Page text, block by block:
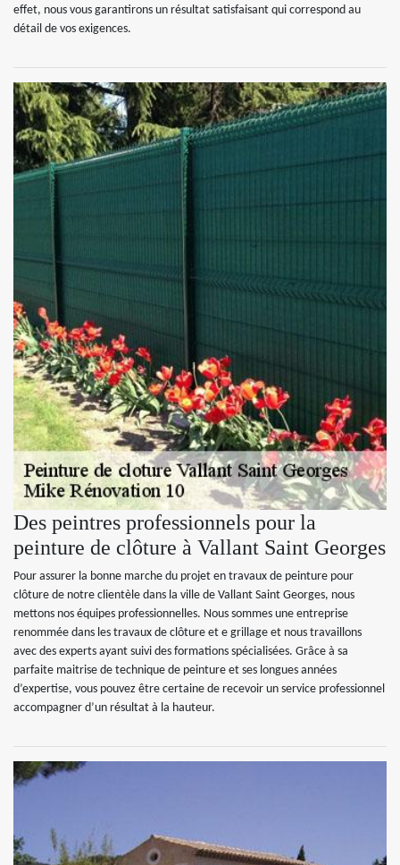
effet, nous vous garantirons un résultat satisfaisant qui correspond au
détail de vos exigences.
Des peintres professionnels pour la
peinture de clôture à Vallant Saint Georges
Pour assurer la bonne marche du projet en travaux de peinture pour
clôture de notre clientèle dans la ville de Vallant Saint Georges, nous
mettons nos équipes professionnelles. Nous sommes une entreprise
renommée dans les travaux de clôture et e grillage et nous travaillons
avec des experts ayant suivi des formations spécialisées. Grâce à sa
parfaite maitrise de technique de peinture et ses longues années
d’expertise, vous pouvez être certaine de recevoir un service professionnel
accompagner d’un résultat à la hauteur.